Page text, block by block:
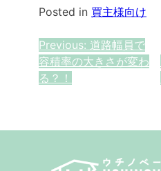
Posted in 買主様向け
投
稿
Previous: 道路幅員で
容積率の大きさが変わ
る？！